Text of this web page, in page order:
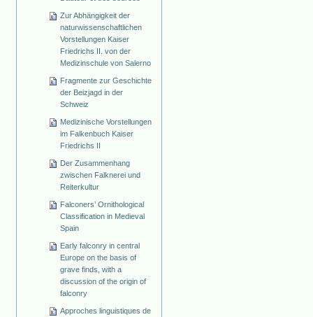
Zur Abhängigkeit der
naturwissenschaftlichen
Vorstellungen Kaiser
Friedrichs II. von der
Medizinschule von Salerno
Fragmente zur Geschichte
der Beizjagd in der
Schweiz
Medizinische Vorstellungen
im Falkenbuch Kaiser
Friedrichs II
Der Zusammenhang
zwischen Falknerei und
Reiterkultur
Falconers’ Ornithological
Classification in Medieval
Spain
Early falconry in central
Europe on the basis of
grave finds, with a
discussion of the origin of
falconry
Approches linguistiques de